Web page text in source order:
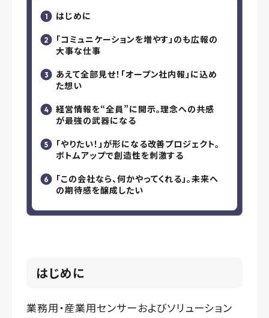
はじめに
「コミュニケーションを増やす」のも広報の
大事な仕事
あえて全部見せ！「オープン社内報」に込め
た想い
経営情報を“全員”に開示。理念への共感
が最強の武器になる
「やりたい！」が形になる改善プロジェクト。
ボトムアップで創造性を刺激する
「この会社なら、何かやってくれる」。未来へ
の期待感を醸成したい
はじめに
業務用・産業用センサーおよびソリューション